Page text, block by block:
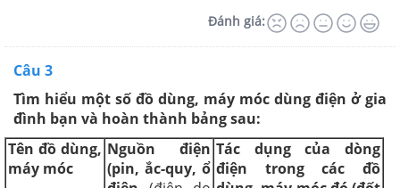
Đánh giá:
Câu 3
Tìm hiểu một số đồ dùng, máy móc dùng điện ở gia
đình bạn và hoàn thành bảng sau:
Tên đồ dùng,
máy móc
Nguồn điện
(pin, ắc-quy, ổ
Tác dụng của dòng
điện trong các đồ